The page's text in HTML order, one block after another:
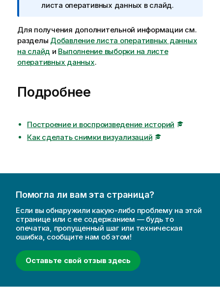
и
е
ч
а
н
к
и
ф
о
и
листа оперативных данных в слайд.
Для получения дополнительной информации см.
разделы Добавление листа оперативных данных
на слайд и Выполнение выборки на листе
оперативных данных.
Подробнее
Построение и воспроизведение историй
Как сделать снимки визуализаций
Помогла ли вам эта страница?
Если вы обнаружили какую-либо проблему на этой
странице или с ее содержанием — будь то
опечатка, пропущенный шаг или техническая
ошибка, сообщите нам об этом!
Оставьте свой отзыв здесь